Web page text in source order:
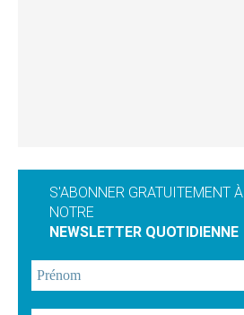
S'ABONNER GRATUITEMENT À
NOTRE
NEWSLETTER QUOTIDIENNE